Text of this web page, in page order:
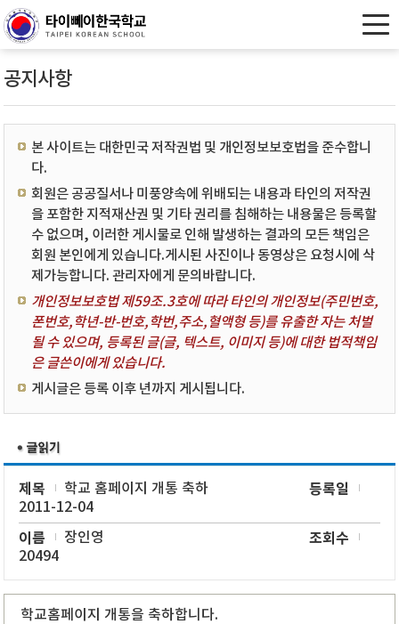
공지사항
본 사이트는 대한민국 저작권법 및 개인정보보호법을 준수합니
다.
회원은 공공질서나 미풍양속에 위배되는 내용과 타인의 저작권
을 포함한 지적재산권 및 기타 권리를 침해하는 내용물은 등록할
수 없으며, 이러한 게시물로 인해 발생하는 결과의 모든 책임은
회원 본인에게 있습니다.게시된 사진이나 동영상은 요청시에 삭
제가능합니다. 관리자에게 문의바랍니다.
개인정보보호법 제59조.3호에 따라 타인의 개인정보(주민번호,
폰번호,학년-반-번호,학번,주소,혈액형 등)를 유출한 자는 처벌
될 수 있으며, 등록된 글(글, 텍스트, 이미지 등)에 대한 법적책임
은 글쓴이에게 있습니다.
게시글은 등록 이후 년까지 게시됩니다.
제목 학교 홈페이지 개통 축하 등록일
2011-12-04
이름 장인영 조회수
20494
학교홈페이지 개통을 축하합니다.